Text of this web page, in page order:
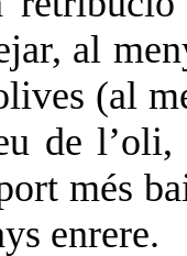
al
(al
de
més
enrere.